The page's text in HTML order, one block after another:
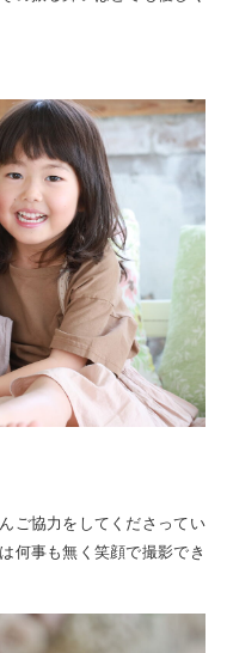
ご協力をしてくださってい
何事も無く笑顔で撮影でき